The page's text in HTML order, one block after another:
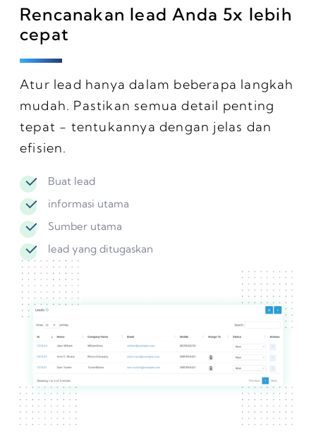
Rencanakan lead Anda 5x lebih
cepat
Atur lead hanya dalam beberapa langkah
mudah. Pastikan semua detail penting
tepat - tentukannya dengan jelas dan
efisien.
Buat lead
informasi utama
Sumber utama
lead yang ditugaskan